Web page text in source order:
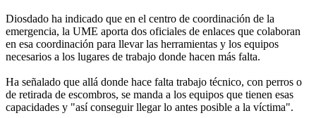
Diosdado ha indicado que en el centro de coordinación de la
emergencia, la UME aporta dos oficiales de enlaces que colaboran
en esa coordinación para llevar las herramientas y los equipos
necesarios a los lugares de trabajo donde hacen más falta.
Ha señalado que allá donde hace falta trabajo técnico, con perros o
de retirada de escombros, se manda a los equipos que tienen esas
capacidades y "así conseguir llegar lo antes posible a la víctima".